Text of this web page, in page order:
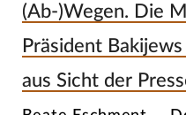
(Ab-)Wegen. Die
Präsident
aus Sicht der